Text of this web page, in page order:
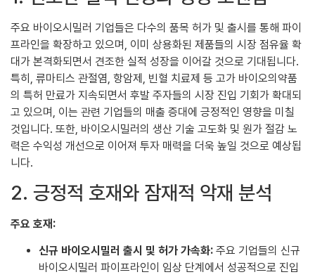
주요 바이오시밀러 기업들은 다수의 품목 허가 및 출시를 통해 파이
프라인을 확장하고 있으며, 이미 상용화된 제품들의 시장 점유율 확
대가 본격화되면서 견조한 실적 성장을 이어갈 것으로 기대됩니다.
특히, 류마티스 관절염, 항암제, 빈혈 치료제 등 고가 바이오의약품
의 특허 만료가 지속되면서 후발 주자들의 시장 진입 기회가 확대되
고 있으며, 이는 관련 기업들의 매출 증대에 긍정적인 영향을 미칠
것입니다. 또한, 바이오시밀러의 생산 기술 고도화 및 원가 절감 노
력은 수익성 개선으로 이어져 투자 매력을 더욱 높일 것으로 예상됩
니다.
2. 긍정적 호재와 잠재적 악재 분석
주요 호재:
신규 바이오시밀러 출시 및 허가 가속화: 주요 기업들의 신규
바이오시밀러 파이프라인이 임상 단계에서 성공적으로 진입